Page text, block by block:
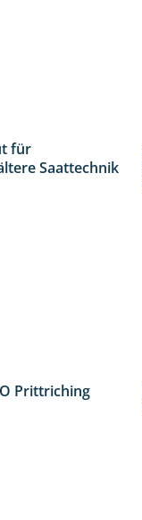
2:05
für
Saattechnik
5:34
Prittriching